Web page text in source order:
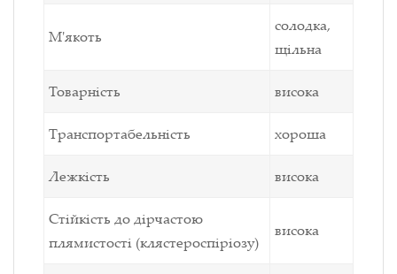
М'якоть
солодка,
щільна
Товарність висока
Транспортабельність хороша
Лежкість висока
Стійкість до дірчастою
плямистості (клястероспіріозу)
висока